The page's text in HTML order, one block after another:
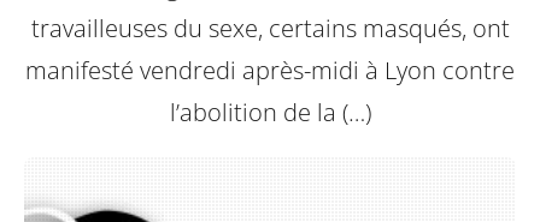
travailleuses du sexe, certains masqués, ont
manifesté vendredi après-midi à Lyon contre
l’abolition de la (…)